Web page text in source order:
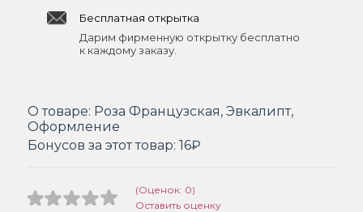
Бесплатная открытка
Дарим фирменную открытку бесплатно
к каждому заказу.
О товаре: Роза Французская, Эвкалипт,
Оформление
Бонусов за этот товар: 16₽
(Оценок: 0)
Оставить оценку